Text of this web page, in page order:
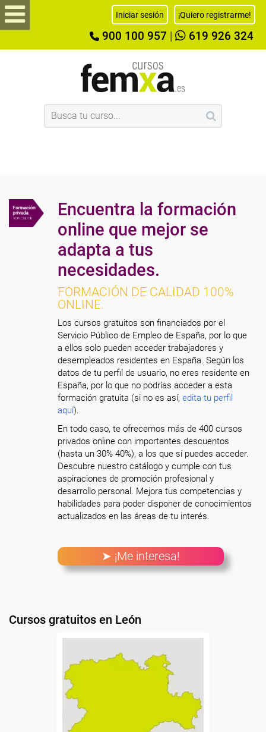
Iniciar sesión ¡Quiero registrarme!
900 100 957 619 926 324
Encuentra la formación
online que mejor se
adapta a tus
necesidades.
FORMACIÓN DE CALIDAD 100%
ONLINE.
Los cursos gratuitos son financiados por el
Servicio Público de Empleo de España, por lo que
a ellos solo pueden acceder trabajadores y
desempleados residentes en España. Según los
datos de tu perfil de usuario, no eres residente en
España, por lo que no podrías acceder a esta
formación gratuita (si no es así,edita tu perfil
aquí).
En todo caso, te ofrecemos más de 400 cursos
privados online con importantes descuentos
(hasta un 30% 40%), a los que sí puedes acceder.
Descubre nuestro catálogo y cumple con tus
aspiraciones de promoción profesional y
desarrollo personal. Mejora tus competencias y
habilidades para poder disponer de conocimientos
actualizados en las áreas de tu interés.
➤ ¡Me interesa!
Cursos gratuitos en León